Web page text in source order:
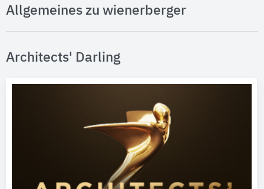
Allgemeines zu wienerberger
Architects' Darling